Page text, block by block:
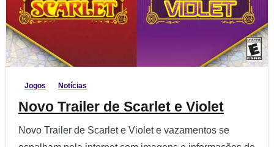
3
Jogos Notícias
Novo Trailer de Scarlet e Violet
Novo Trailer de Scarlet e Violet e vazamentos se